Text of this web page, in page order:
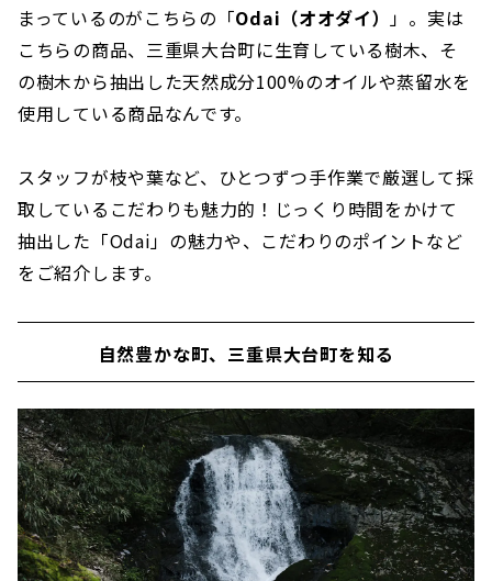
まっているのがこちらの「Odai（オオダイ）」。実は
こちらの商品、三重県大台町に生育している樹木、そ
の樹木から抽出した天然成分100%のオイルや蒸留水を
使用している商品なんです。
スタッフが枝や葉など、ひとつずつ手作業で厳選して採
取しているこだわりも魅力的！じっくり時間をかけて
抽出した「Odai」の魅力や、こだわりのポイントなど
をご紹介します。
自然豊かな町、三重県大台町を知る